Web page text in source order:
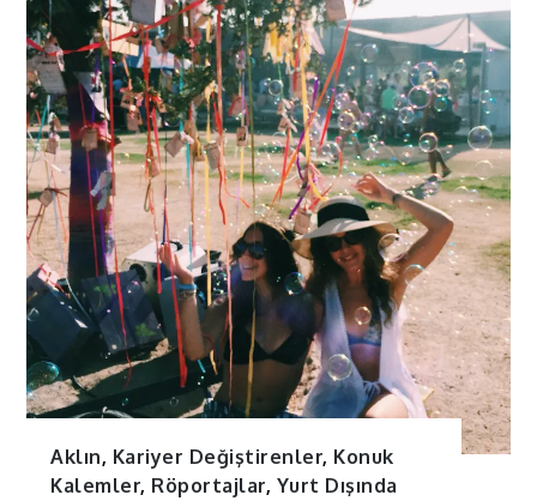
Aklın, Kariyer Değiştirenler, Konuk
Kalemler, Röportajlar, Yurt Dışında